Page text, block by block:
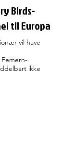
Birds-
til Europa
vil have
ikke